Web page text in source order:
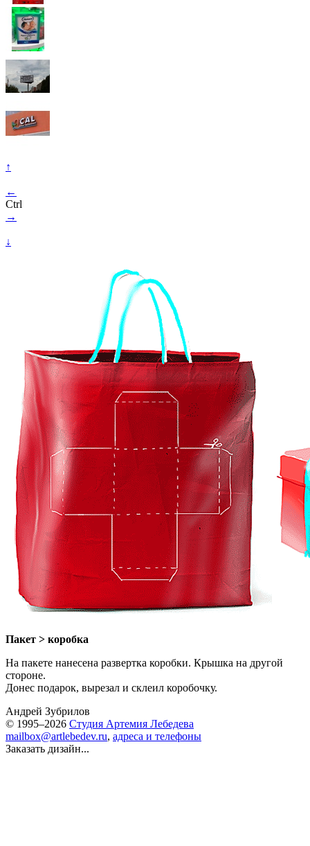
↑
←
Ctrl
→
↓
Пакет > коробка
На пакете нанесена развертка коробки. Крышка на другой
стороне.
Донес подарок, вырезал и склеил коробочку.
Андрей Зубрилов
© 1995–2026 Студия Артемия Лебедева
mailbox@artlebedev.ru, адреса и телефоны
Заказать дизайн...